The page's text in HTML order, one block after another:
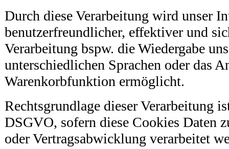
Durch diese Verarbeitung wird unser
benutzerfreundlicher, effektiver und
Verarbeitung bspw. die Wiedergabe
unterschiedlichen Sprachen oder das
Warenkorbfunktion ermöglicht.
Rechtsgrundlage dieser Verarbeitung
DSGVO, sofern diese Cookies Daten
oder Vertragsabwicklung verarbeitet